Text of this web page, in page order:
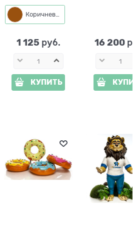
Коричневый
1 125 руб.
КУПИТЬ
16 200